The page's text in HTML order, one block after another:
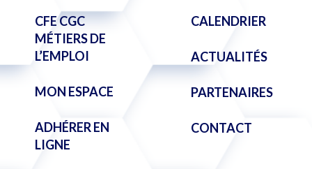
CFE CGC
MÉTIERS DE
L’EMPLOI
MON ESPACE
ADHÉRER EN
LIGNE
CALENDRIER
ACTUALITÉS
PARTENAIRES
CONTACT